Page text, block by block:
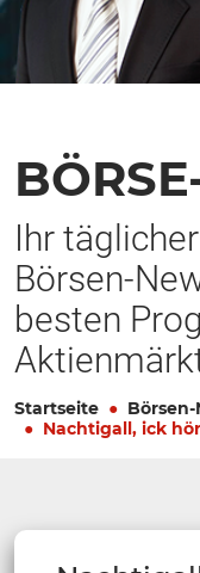
Ihr
Börsen-
besten
Startseite Börsen-
Nachtigall, ick